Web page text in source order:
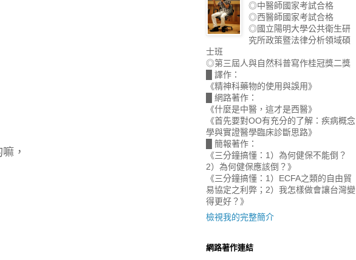
，
◎中醫師國家考試合格
◎西醫師國家考試合格
◎國立陽明大學公共衛生研
究所政策暨法律分析領域碩
士班
◎第三屆人與自然科普寫作桂冠獎二獎
█ 譯作：
《精神科藥物的使用與誤用》
█ 網路著作：
《什麼是中醫，這才是西醫》
《首先要對OO有充分的了解：疾病概念
學與實證醫學臨床診斷思路》
█ 簡報著作：
《三分鐘搞懂：1）為何健保不能倒？
2）為何健保應該倒？》
《三分鐘搞懂：1）ECFA之類的自由貿
易協定之利弊；2）我怎樣做會讓台灣變
得更好？》
檢視我的完整簡介
網路著作連結